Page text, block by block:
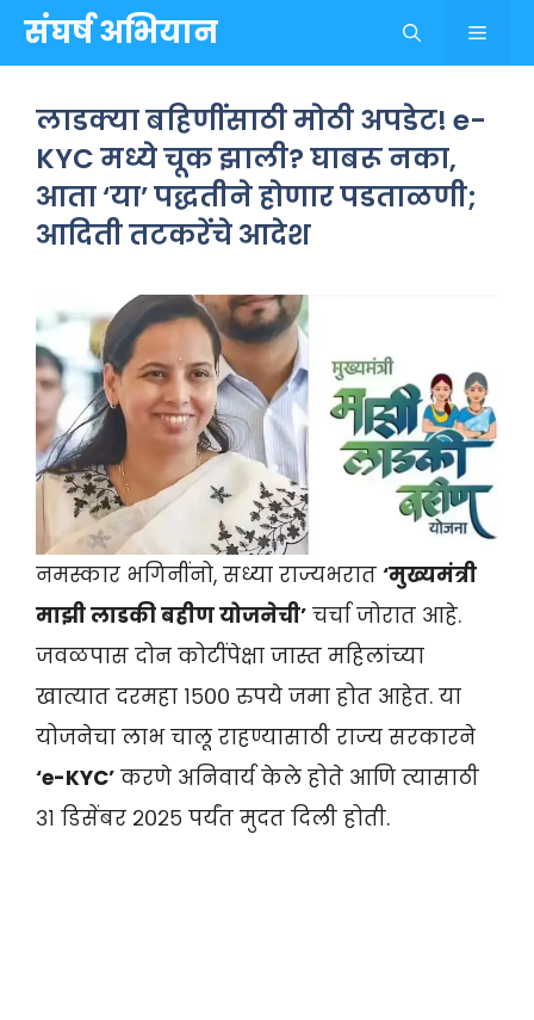
Skip
to
संघर्ष अभियान Menu
लाडक्या बहिणींसाठी मोठी अपडेट! e-
KYC मध्ये चूक झाली? घाबरू नका,
आता ‘या’ पद्धतीने होणार पडताळणी;
आदिती तटकरेंचे आदेश
नमस्कार भगिनींनो, सध्या राज्यभरात ‘मुख्यमंत्री
माझी लाडकी बहीण योजनेची’ चर्चा जोरात आहे.
जवळपास दोन कोटींपेक्षा जास्त महिलांच्या
खात्यात दरमहा १५०० रुपये जमा होत आहेत. या
योजनेचा लाभ चालू राहण्यासाठी राज्य सरकारने
‘e-KYC’ करणे अनिवार्य केले होते आणि त्यासाठी
३१ डिसेंबर २०२५ पर्यंत मुदत दिली होती.